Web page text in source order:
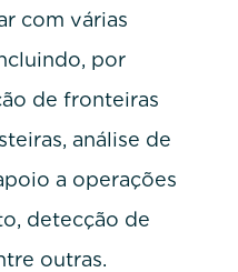
com várias
por
de fronteiras
análise de
a operações
detecção de
outras.